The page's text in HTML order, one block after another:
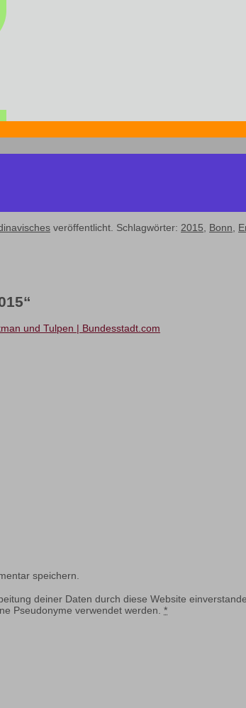
veröffentlicht. Schlagwörter: 2015 Bonn
“
und Tulpen | Bundesstadt.com
speichern.
deiner Daten durch diese Website
Pseudonyme verwendet werden. *